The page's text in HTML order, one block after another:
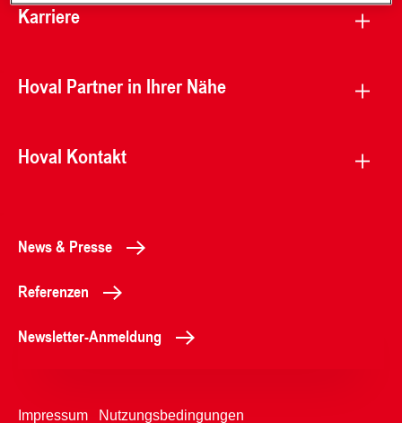
Karriere
Hoval Partner in Ihrer Nähe
Hoval Kontakt
News & Presse
Referenzen
Newsletter-Anmeldung
Impressum Nutzungsbedingungen